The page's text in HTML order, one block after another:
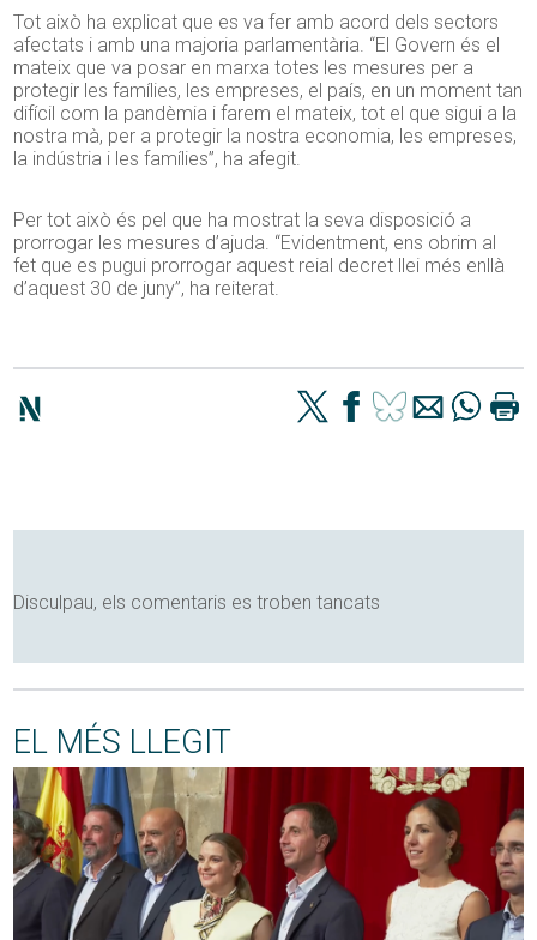
Tot això ha explicat que es va fer amb acord dels sectors
afectats i amb una majoria parlamentària. “El Govern és el
mateix que va posar en marxa totes les mesures per a
protegir les famílies, les empreses, el país, en un moment tan
difícil com la pandèmia i farem el mateix, tot el que sigui a la
nostra mà, per a protegir la nostra economia, les empreses,
la indústria i les famílies”, ha afegit.
Per tot això és pel que ha mostrat la seva disposició a
prorrogar les mesures d’ajuda. “Evidentment, ens obrim al
fet que es pugui prorrogar aquest reial decret llei més enllà
d’aquest 30 de juny”, ha reiterat.
Disculpau, els comentaris es troben tancats
EL MÉS LLEGIT